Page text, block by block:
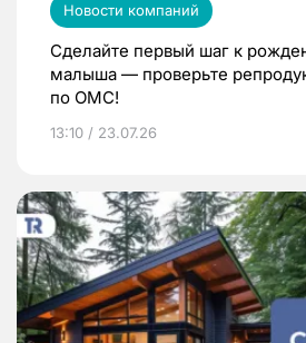
Новости компаний
Сделайте первый шаг к
малыша — проверьте
по ОМС!
13:10 / 23.07.26